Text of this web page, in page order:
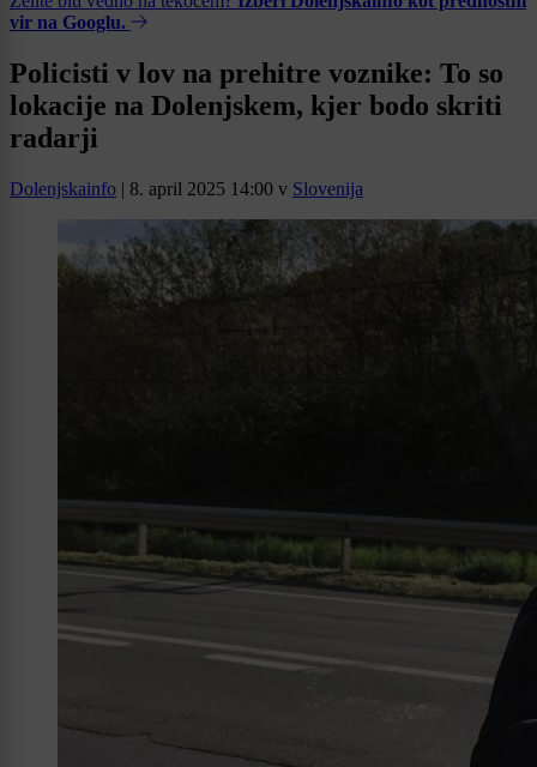
vir na Googlu.
Policisti v lov na prehitre voznike: To so
lokacije na Dolenjskem, kjer bodo skriti
radarji
Dolenjskainfo | 8. april 2025 14:00 v Slovenija